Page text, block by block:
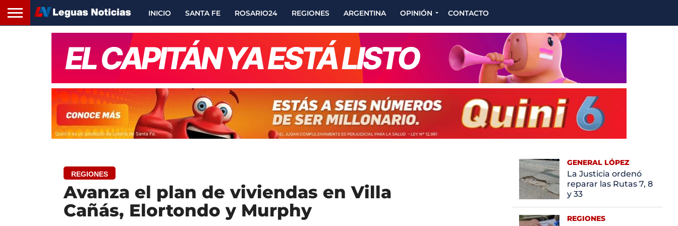
INICIO SANTA FE ROSARIO24 REGIONES ARGENTINA OPINIÓN CONTACTO
REGIONES
Avanza el plan de viviendas en Villa
Cañás, Elortondo y Murphy
GENERAL LÓPEZ
La Justicia ordenó
reparar las Rutas 7, 8
y 33
REGIONES